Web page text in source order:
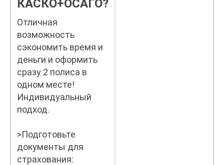
КАСКО+ОСАГО?
Отличная
возможность
сэкономить время и
деньги и оформить
сразу 2 полиса в
одном месте!
Индивидуальный
подход.
>Подготовьте
документы для
страхования: